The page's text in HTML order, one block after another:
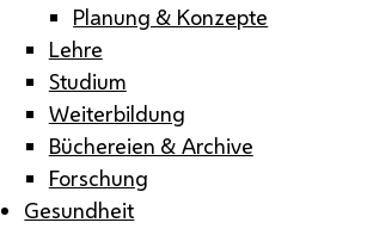
Planung & Konzepte
Lehre
Studium
Weiterbildung
Büchereien & Archive
Forschung
Gesundheit